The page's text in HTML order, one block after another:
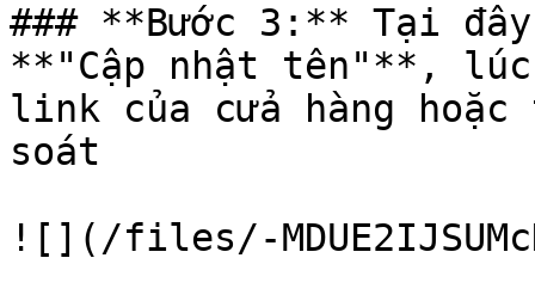
### **Bước 3:** Tại
**"Cập nhật tên"**, lúc
link của cửa hàng
soát
![](/files/-